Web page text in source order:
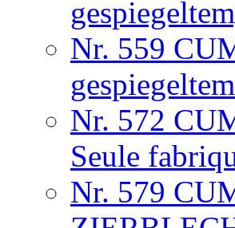
Nr. 559
Nr. 572
Seule
Nr. 579